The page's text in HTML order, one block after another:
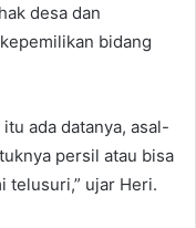
desa dan
bidang
ada datanya, asal-
persil atau bisa
telusuri,” ujar Heri.